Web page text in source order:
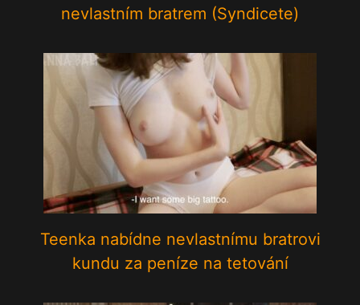
nevlastním bratrem (Syndicete)
Teenka nabídne nevlastnímu bratrovi
kundu za peníze na tetování